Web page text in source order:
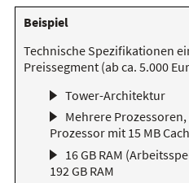
Beispiel
Technische Spezifikationen
Preissegment (ab ca. 5.000
Tower-Architektur
Mehrere Prozessoren,
Prozessor mit 15 MB
16 GB RAM
192 GB RAM